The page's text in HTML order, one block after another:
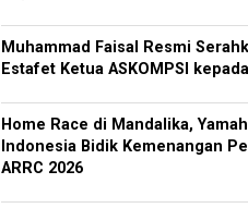
Muhammad Faisal Resmi
Estafet Ketua ASKOMPSI
Home Race di Mandalika,
Indonesia Bidik Kemenangan
ARRC 2026